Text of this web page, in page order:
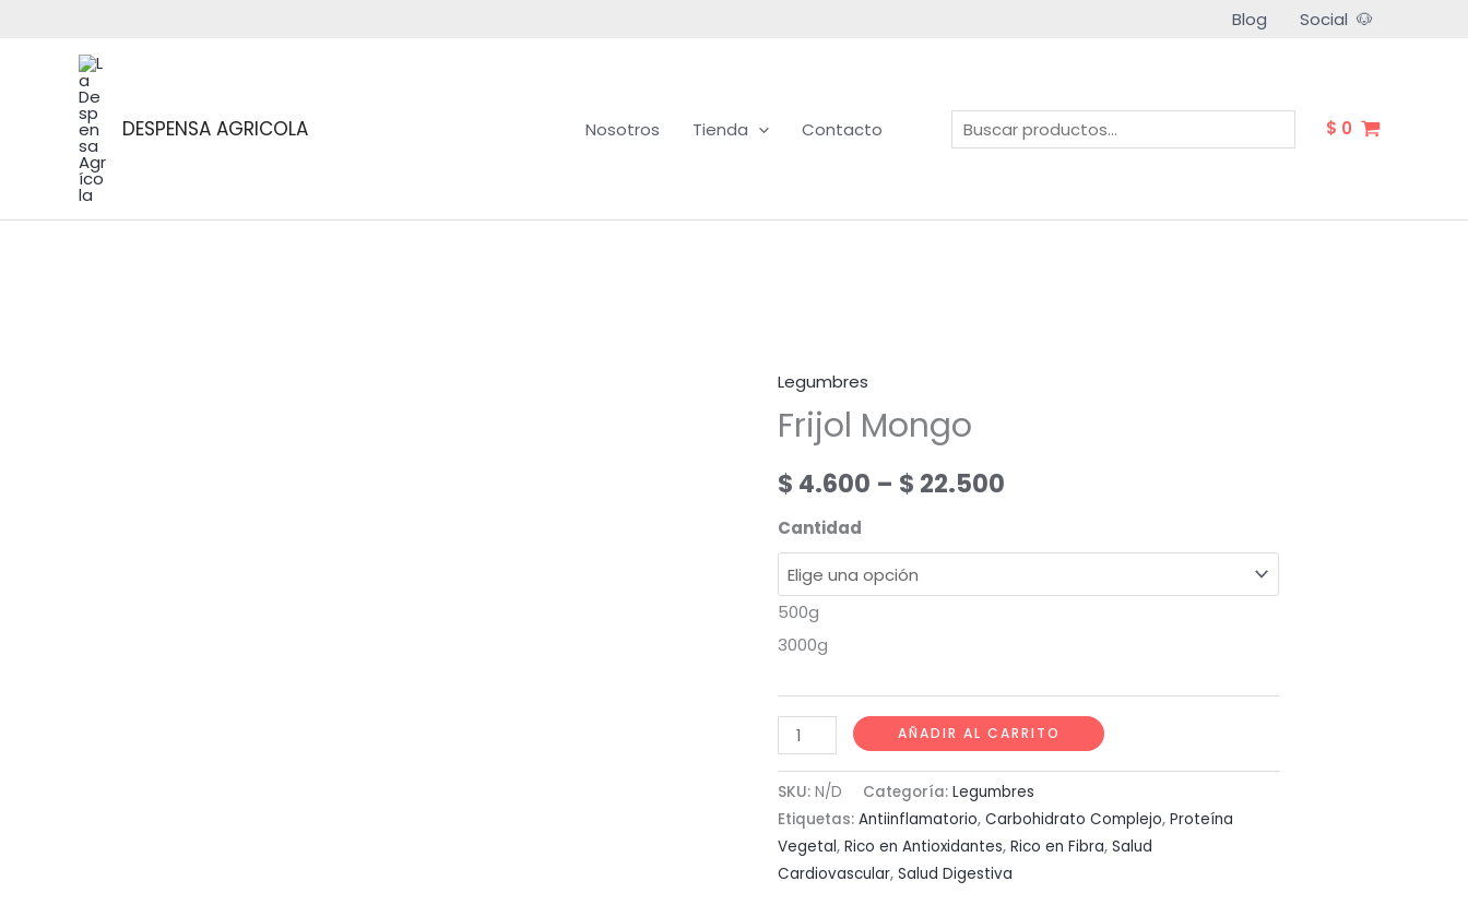
contenido
Blog Social 🐶
DESPENSA AGRICOLA Nosotros Tienda Contacto Buscar $ 0
Legumbres
Frijol Mongo
$ 4.600 – $ 22.500
Cantidad
500g
3000g
Frijol
Mongo
cantidad
AÑADIR AL CARRITO
SKU: N/D Categoría: Legumbres
Etiquetas: Antiinflamatorio, Carbohidrato Complejo, Proteína
Vegetal, Rico en Antioxidantes, Rico en Fibra, Salud
Cardiovascular, Salud Digestiva